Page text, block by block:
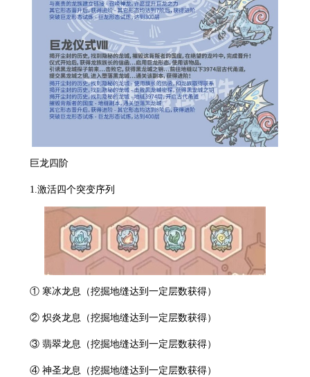
巨龙四阶
1.激活四个突变序列
① 寒冰龙息（挖掘地缝达到一定层数获得）
② 炽炎龙息（挖掘地缝达到一定层数获得）
③ 翡翠龙息（挖掘地缝达到一定层数获得）
④ 神圣龙息（挖掘地缝达到一定层数获得）